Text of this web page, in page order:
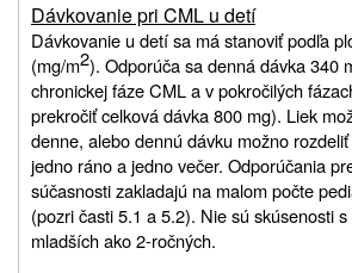
Dávkovanie pri CML u detí
Dávkovanie u detí sa má stanoviť podľa
(mg/m2). Odporúča sa denná dávka 340
chronickej fáze CML a v pokročilých
prekročiť celková dávka 800 mg). Liek
denne, alebo dennú dávku možno
jedno ráno a jedno večer. Odporúčania
súčasnosti zakladajú na malom počte
(pozri časti 5.1 a 5.2). Nie sú skúsenosti
mladších ako 2-ročných.